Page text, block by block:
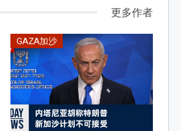
更多作者
GAZA加沙